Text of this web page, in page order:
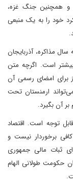
و همچنین جنگ غزه،
خود را به یک منبعی
مذاکره، آذربایجان
بیشتر است. اگرچه متن
باکو هنوز برای امضای رسمی آن
ارمنستان تحت
آن بگیرد.
توجه است. اقتصاد
برخوردار نیست و
زنگ خطر را برای ثبات مالی جمهوری
حکومت طولانی الهام